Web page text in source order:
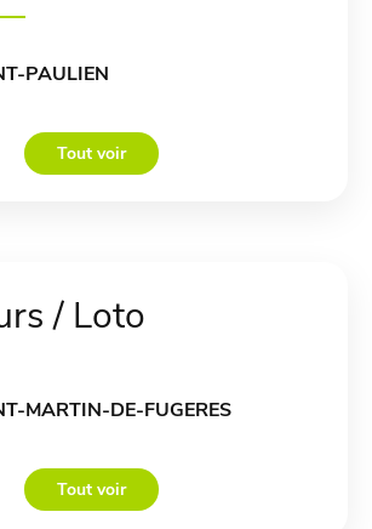
PAULIEN
Tout voir
/ Loto
MARTIN-DE-FUGERES
Tout voir